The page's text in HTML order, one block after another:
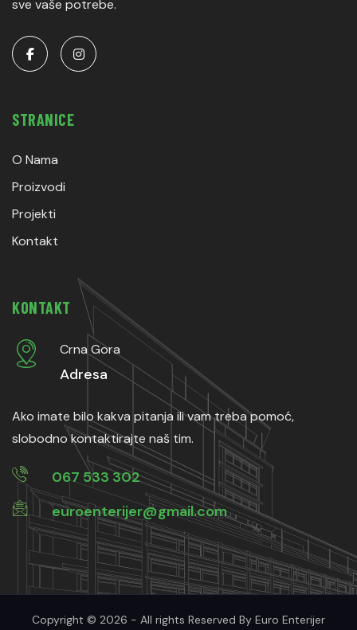
sve vaše potrebe.
STRANICE
O Nama
Proizvodi
Projekti
Kontakt
KONTAKT
Crna Gora
Adresa
Ako imate bilo kakva pitanja ili vam treba pomoć,
slobodno kontaktirajte naš tim.
067 533 302
euroenterijer@gmail.com
Copyright © 2026 - All rights Reserved By Euro Enterijer